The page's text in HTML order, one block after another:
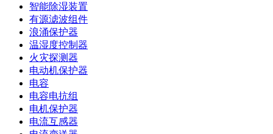
智能除湿装置
有源滤波组件
浪涌保护器
温湿度控制器
火灾探测器
电动机保护器
电容
电容电抗组
电机保护器
电流互感器